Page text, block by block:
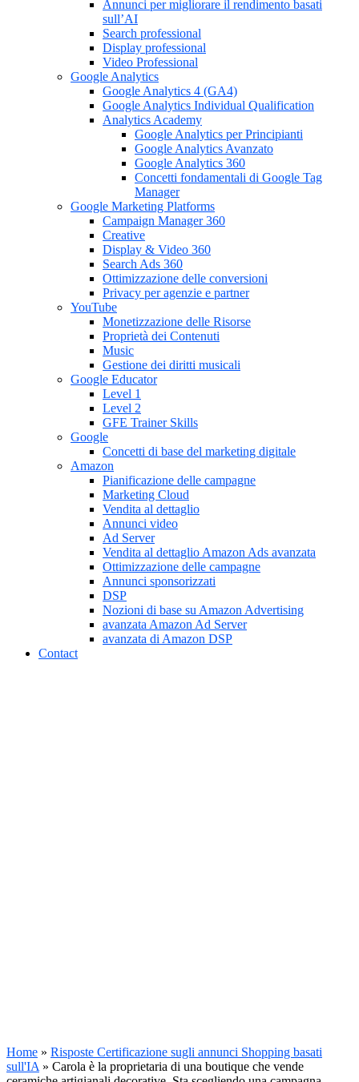
Annunci per migliorare il rendimento basati
sull’AI
Search professional
Display professional
Video Professional
Google Analytics
Google Analytics 4 (GA4)
Google Analytics Individual Qualification
Analytics Academy
Google Analytics per Principianti
Google Analytics Avanzato
Google Analytics 360
Concetti fondamentali di Google Tag
Manager
Google Marketing Platforms
Campaign Manager 360
Creative
Display & Video 360
Search Ads 360
Ottimizzazione delle conversioni
Privacy per agenzie e partner
YouTube
Monetizzazione delle Risorse
Proprietà dei Contenuti
Music
Gestione dei diritti musicali
Google Educator
Level 1
Level 2
GFE Trainer Skills
Google
Concetti di base del marketing digitale
Amazon
Pianificazione delle campagne
Marketing Cloud
Vendita al dettaglio
Annunci video
Ad Server
Vendita al dettaglio Amazon Ads avanzata
Ottimizzazione delle campagne
Annunci sponsorizzati
DSP
Nozioni di base su Amazon Advertising
avanzata Amazon Ad Server
avanzata di Amazon DSP
Contact
Home » Risposte Certificazione sugli annunci Shopping basati
sull'IA » Carola è la proprietaria di una boutique che vende